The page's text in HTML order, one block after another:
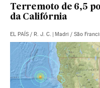
Terremoto de 6,5
da Califórnia
EL PAÍS / R. J. C. | Madri / São